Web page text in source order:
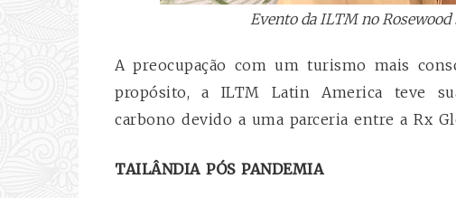
Evento da ILTM no
A preocupação com um turismo mais
propósito, a ILTM Latin America teve
carbono devido a uma parceria entre a Rx
TAILÂNDIA PÓS PANDEMIA